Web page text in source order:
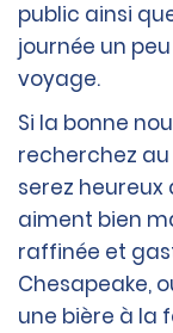
public ainsi
journée un
voyage.
Si la bonne
recherchez
serez heureux
aiment bien
raffinée et
Chesapeake,
une bière à la